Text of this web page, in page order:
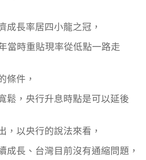
成長率居四小龍之冠，
當時重貼現率從低點一路走
條件，
鬆，央行升息時點是可以延後
，以央行的說法來看，
成長、台灣目前沒有通縮問題，